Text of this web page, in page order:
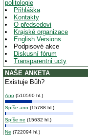
politologie
Přihláška
Kontakty
O předsedovi
Krajské organizace
English Versions
Podpisové akce
Diskusní fórum
Transparentni ucty
NAŠE ANKETA
Existuje Bůh?
Ano (510590 hl.)
Spíše ano (15788 hl.)
Spíše ne (15632 hl.)
Ne (722094 hl.)